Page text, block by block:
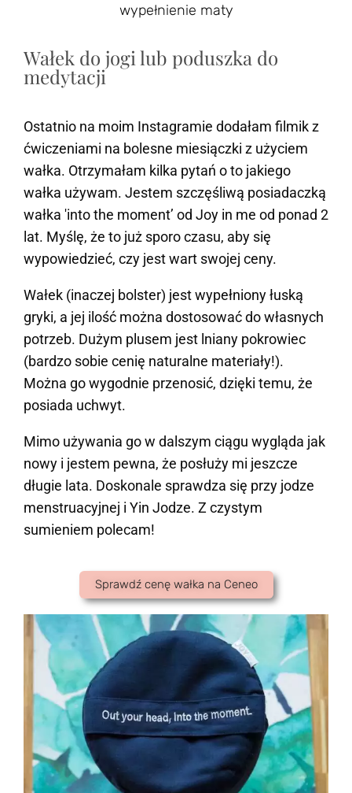
wypełnienie maty
Wałek do jogi lub poduszka do
medytacji
Ostatnio na moim Instagramie dodałam filmik z
ćwiczeniami na bolesne miesiączki z użyciem
wałka. Otrzymałam kilka pytań o to jakiego
wałka używam. Jestem szczęśliwą posiadaczką
wałka 'into the moment’ od Joy in me od ponad 2
lat. Myślę, że to już sporo czasu, aby się
wypowiedzieć, czy jest wart swojej ceny.
Wałek (inaczej bolster) jest wypełniony łuską
gryki, a jej ilość można dostosować do własnych
potrzeb. Dużym plusem jest lniany pokrowiec
(bardzo sobie cenię naturalne materiały!).
Można go wygodnie przenosić, dzięki temu, że
posiada uchwyt.
Mimo używania go w dalszym ciągu wygląda jak
nowy i jestem pewna, że posłuży mi jeszcze
długie lata. Doskonale sprawdza się przy jodze
menstruacyjnej i Yin Jodze. Z czystym
sumieniem polecam!
Sprawdź cenę wałka na Ceneo